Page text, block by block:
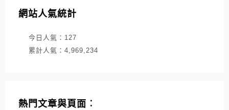
網站人氣統計
今日人氣： 127
累計人氣： 4,969,234
熱門文章與頁面︰